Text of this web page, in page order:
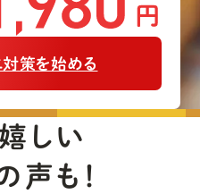
策を始める
しい
声も！